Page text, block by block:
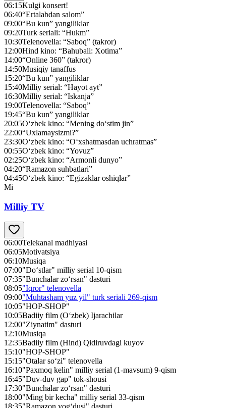
06:15Kulgi konsert!
06:40“Ertalabdan salom”
09:00“Bu kun” yangiliklar
09:20Turk seriali: “Hukm”
10:30Telenovella: “Saboq” (takror)
12:00Hind kino: “Bahubali: Xotima”
14:00“Online 360” (takror)
14:50Musiqiy tanaffus
15:20“Bu kun” yangiliklar
15:40Milliy serial: “Hayot ayt”
16:30Milliy serial: “Iskanja”
19:00Telenovella: “Saboq”
19:45“Bu kun” yangiliklar
20:05O‘zbek kino: “Mening do‘stim jin”
22:00“Uxlamaysizmi?”
23:30O‘zbek kino: “O‘xshatmasdan uchratmas”
00:55O‘zbek kino: “Yovuz”
02:25O‘zbek kino: “Armonli dunyo”
04:20“Ramazon suhbatlari”
04:45O‘zbek kino: “Egizaklar oshiqlar”
Mi
Milliy TV
06:00Telekanal madhiyasi
06:05Motivatsiya
06:10Musiqa
07:00"Do‘stlar" milliy serial 10-qism
07:35"Bunchalar zo‘rsan" dasturi
08:05"Iqror" telenovella
09:00"Muhtasham yuz yil" turk seriali 269-qism
10:05"HOP-SHOP"
10:05Badiiy film (O‘zbek) Ijarachilar
12:00"Ziynatim" dasturi
12:10Musiqa
12:35Badiiy film (Hind) Qidiruvdagi kuyov
15:10"HOP-SHOP"
15:15"Otalar so‘zi" telenovella
16:10"Paxmoq kelin" milliy serial (1-mavsum) 9-qism
16:45"Duv-duv gap" tok-shousi
17:30"Bunchalar zo‘rsan" dasturi
18:00"Ming bir kecha" milliy serial 33-qism